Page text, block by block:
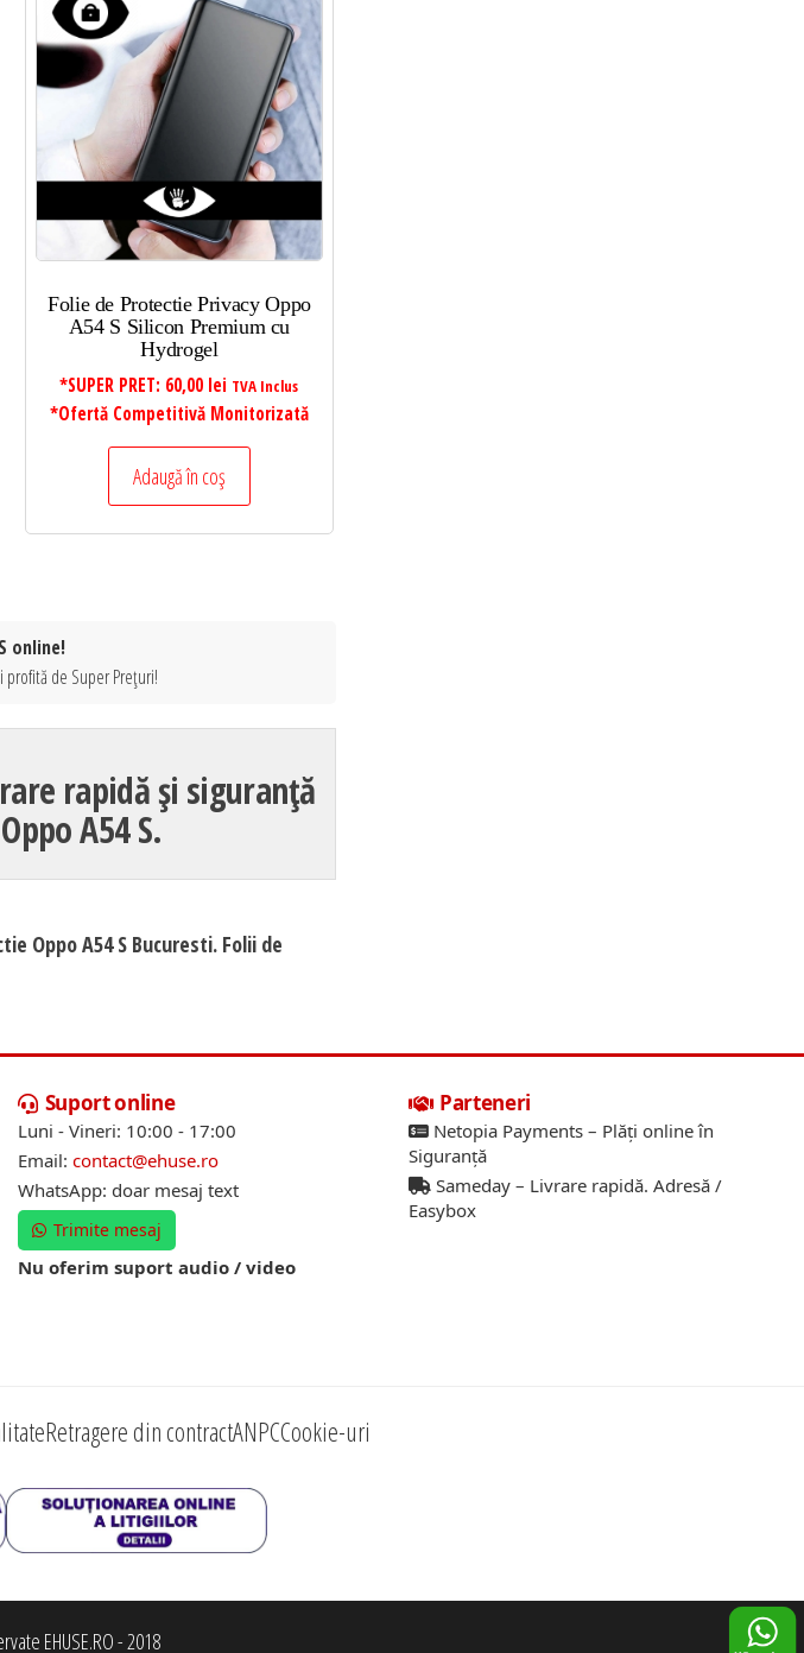
Folie de Protectie Privacy Oppo
A54 S Silicon Premium cu
Hydrogel
*SUPER PRET: 60,00 lei TVA Inclus
*Ofertă Competitivă Monitorizată
Adaugă în coș
online!
profită de Super Prețuri!
rapidă și siguranță
A54 S.
Oppo A54 S Bucuresti. Folii de
Suport online
Luni - Vineri: 10:00 - 17:00
Email: contact@ehuse.ro
WhatsApp: doar mesaj text
Trimite mesaj
Nu oferim suport audio / video
Parteneri
Netopia Payments – Plăți online în
Siguranță
Sameday – Livrare rapidă. Adresă /
Easybox
Retragere din contractANPCCookie-uri
EHUSE.RO - 2018